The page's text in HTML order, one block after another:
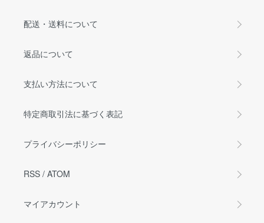
配送・送料について
返品について
支払い方法について
特定商取引法に基づく表記
プライバシーポリシー
RSS / ATOM
マイアカウント